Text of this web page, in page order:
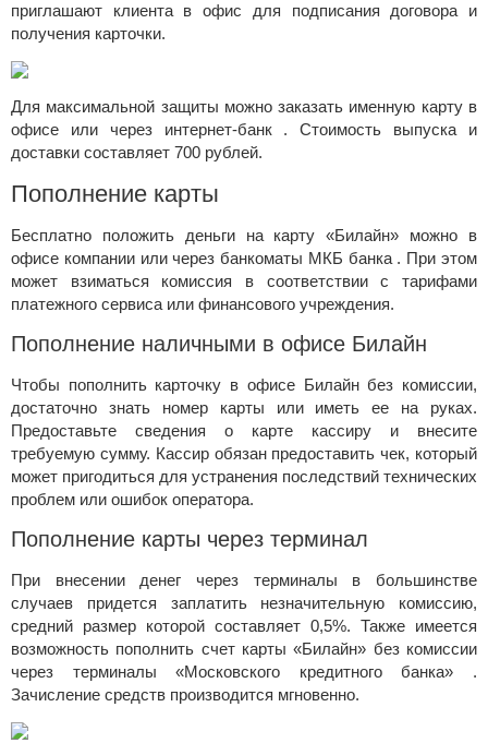
приглашают клиента в офис для подписания договора и
получения карточки.
Для максимальной защиты можно заказать именную карту в
офисе или через интернет-банк . Стоимость выпуска и
доставки составляет 700 рублей.
Пополнение карты
Бесплатно положить деньги на карту «Билайн» можно в
офисе компании или через банкоматы МКБ банка . При этом
может взиматься комиссия в соответствии с тарифами
платежного сервиса или финансового учреждения.
Пополнение наличными в офисе Билайн
Чтобы пополнить карточку в офисе Билайн без комиссии,
достаточно знать номер карты или иметь ее на руках.
Предоставьте сведения о карте кассиру и внесите
требуемую сумму. Кассир обязан предоставить чек, который
может пригодиться для устранения последствий технических
проблем или ошибок оператора.
Пополнение карты через терминал
При внесении денег через терминалы в большинстве
случаев придется заплатить незначительную комиссию,
средний размер которой составляет 0,5%. Также имеется
возможность пополнить счет карты «Билайн» без комиссии
через терминалы «Московского кредитного банка» .
Зачисление средств производится мгновенно.